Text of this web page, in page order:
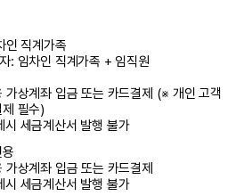
인 직계가족
: 임차인 직계가족 + 임직원
가상계좌 입금 또는 카드결제 (※ 개인 고객
필수)
시 세금계산서 발행 불가
가상계좌 입금 또는 카드결제
시 세금계산서 발행 불가